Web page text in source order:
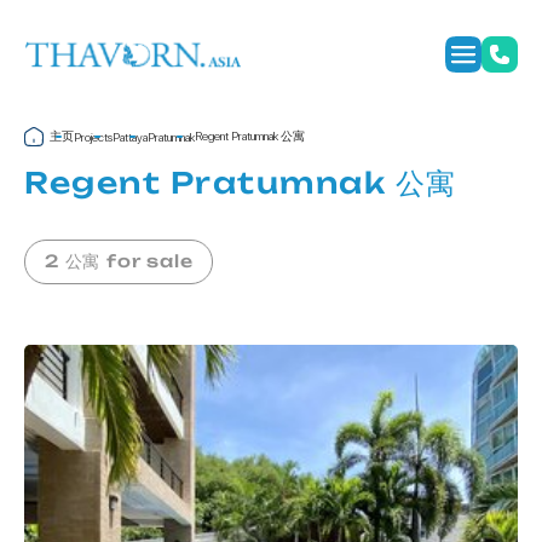
主页ProjectsPattayaPratumnakRegent Pratumnak 公寓
Regent Pratumnak 公寓
2 公寓 for sale